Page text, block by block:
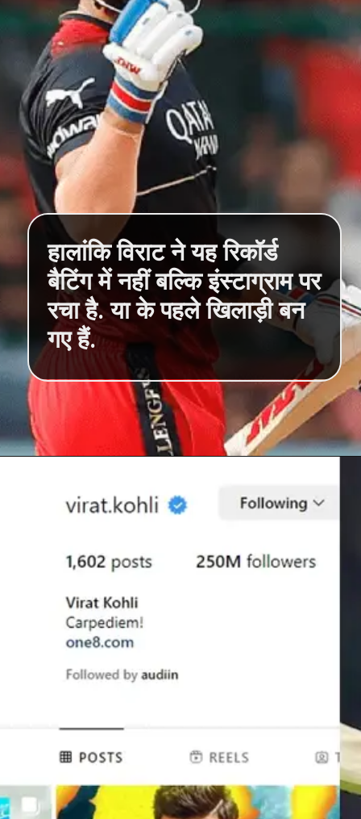
हालांकि विराट ने यह रिकॉर्ड
बैटिंग में नहीं बल्कि इंस्टाग्राम पर
रचा है. या के पहले खिलाड़ी बन